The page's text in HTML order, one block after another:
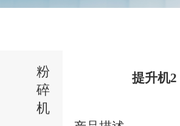
粉
碎
机
提升机2